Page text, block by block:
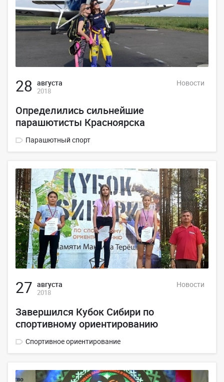
28 августа
2018
Новости
Определились сильнейшие
парашютисты Красноярска
Парашютный спорт
27 августа
2018
Новости
Завершился Кубок Сибири по
спортивному ориентированию
Спортивное ориентирование